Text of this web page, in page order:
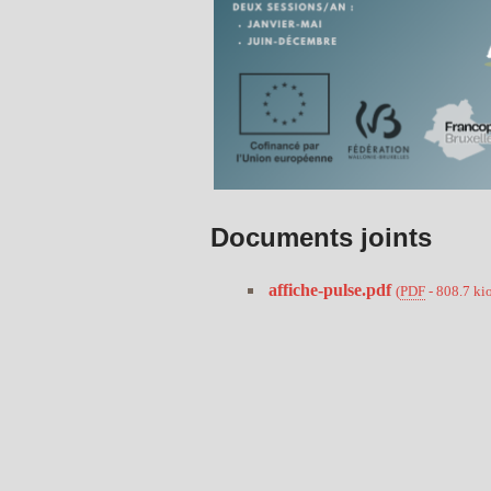
Documents joints
affiche-pulse.pdf (PDF - 808.7